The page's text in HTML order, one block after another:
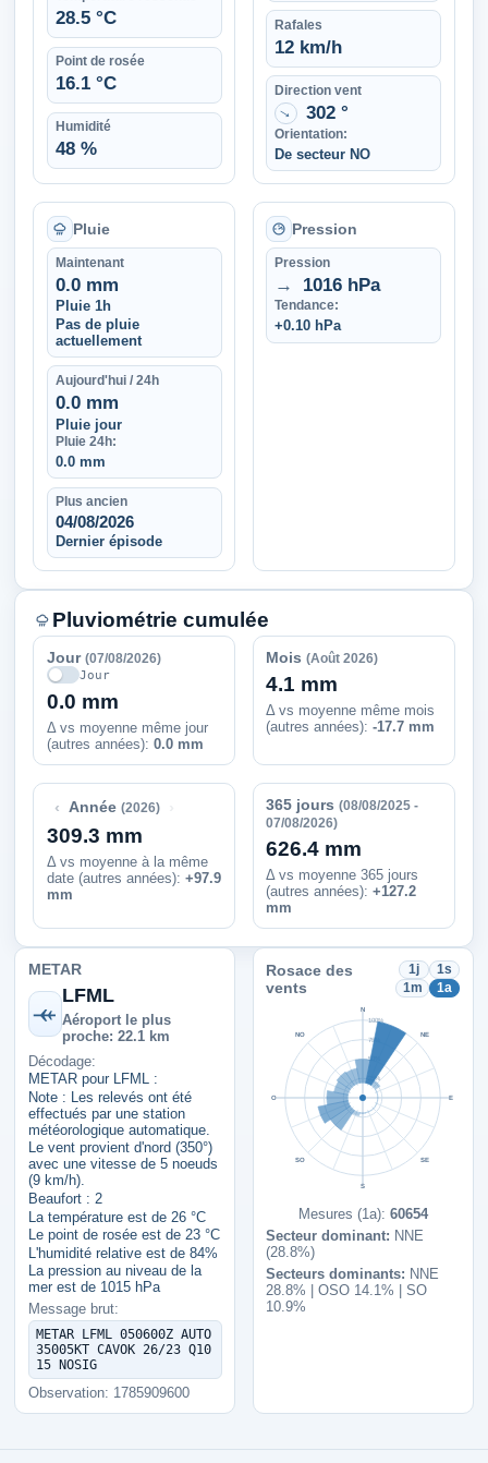
28.5 °C
Point de rosée
16.1 °C
Humidité
48 %
Rafales
12 km/h
Direction vent
↑ 302 °
Orientation:
De secteur NO
Pluie
Maintenant
0.0 mm
Pluie 1h
Pas de pluie
actuellement
Aujourd'hui / 24h
0.0 mm
Pluie jour
Pluie 24h:
0.0 mm
Plus ancien
04/08/2026
Dernier épisode
Pression
Pression
→ 1016 hPa
Tendance:
+0.10 hPa
Pluviométrie cumulée
Jour (07/08/2026)
Jour
0.0 mm
Δ vs moyenne même jour
(autres années): 0.0 mm
Mois(Août 2026)
4.1 mm
Δ vs moyenne même mois
(autres années):-17.7 mm
‹ Année(2026)
309.3 mm
Δ vs moyenne à la même
date (autres années): +97.9
mm
365 jours(08/08/2025 -
07/08/2026)
626.4 mm
Δ vs moyenne 365 jours
(autres années):+127.2
mm
METAR
LFML
Aéroport le plus
proche: 22.1 km
Décodage:
METAR pour LFML :
Note : Les relevés ont été
effectués par une station
météorologique automatique.
Le vent provient d'nord (350°)
avec une vitesse de 5 noeuds
(9 km/h).
Beaufort : 2
La température est de 26 °C
Le point de rosée est de 23 °C
L'humidité relative est de 84%
La pression au niveau de la
mer est de 1015 hPa
Message brut:
METAR LFML 050600Z AUTO
35005KT CAVOK 26/23 Q10
15 NOSIG
Observation: 1785909600
Rosace des
vents
1j
1s
1m
1a
100%
75%
50%
25%
N
NE
E
SE
S
SO
O
NO
Mesures (1a): 60654
Secteur dominant: NNE
(28.8%)
Secteurs dominants: NNE
28.8% | OSO 14.1% | SO
10.9%